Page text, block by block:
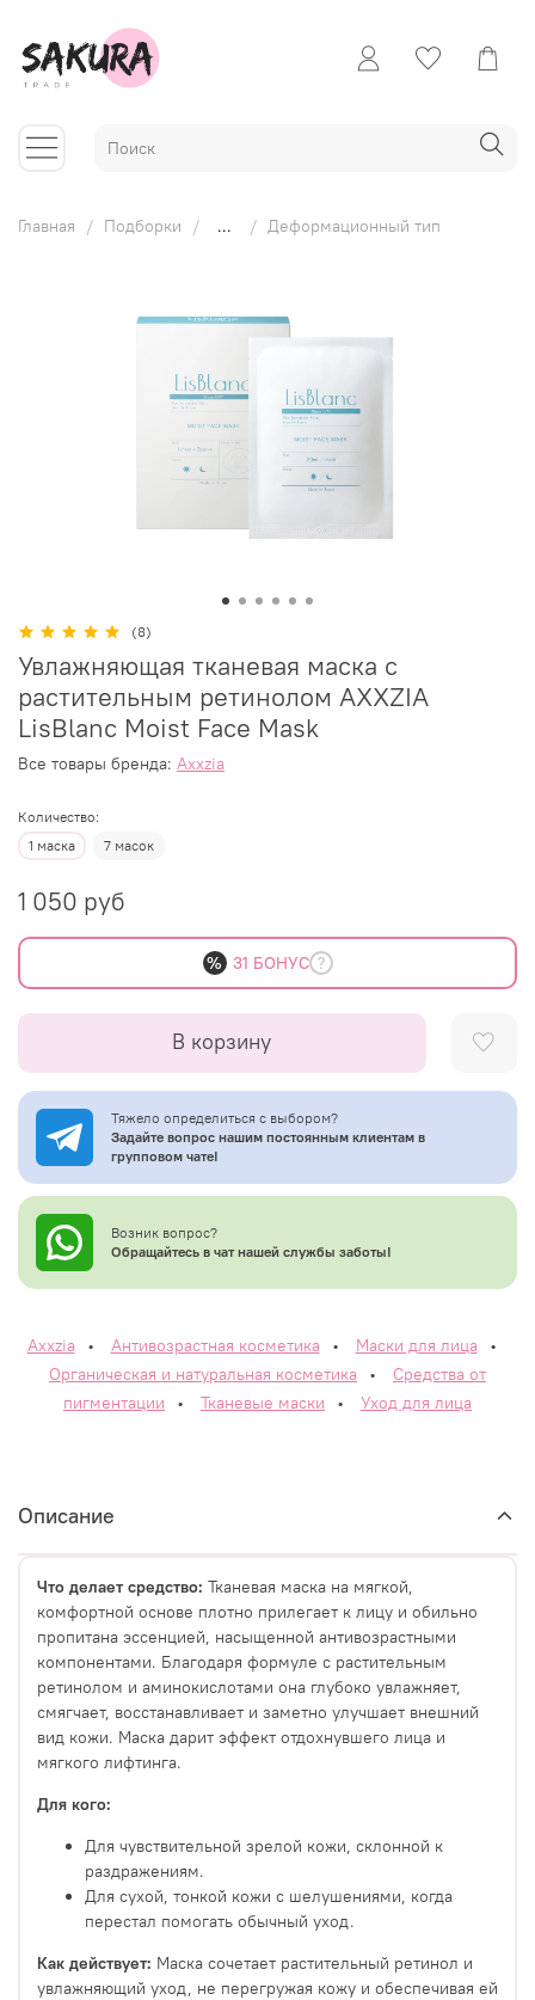
Главная Подборки ... Деформационный тип
(8)
Увлажняющая тканевая маска с
растительным ретинолом AXXZIA
LisBlanc Moist Face Mask
Все товары бренда: Axxzia
Количество:
1 маска
7 масок
1 050 руб
% 31 БОНУС
В корзину
Тяжело определиться с выбором?
Задайте вопрос нашим постоянным клиентам в
групповом чате!
Возник вопрос?
Обращайтесь в чат нашей службы заботы!
Axxzia • Антивозрастная косметика • Маски для лица
•
Органическая и натуральная косметика
•
Средства от
пигментации
• Тканевые маски • Уход для лица
Описание
Что делает средство: Тканевая маска на мягкой,
комфортной основе плотно прилегает к лицу и обильно
пропитана эссенцией, насыщенной антивозрастными
компонентами. Благодаря формуле с растительным
ретинолом и аминокислотами она глубоко увлажняет,
смягчает, восстанавливает и заметно улучшает внешний
вид кожи. Маска дарит эффект отдохнувшего лица и
мягкого лифтинга.
Для кого:
Для чувствительной зрелой кожи, склонной к
раздражениям.
Для сухой, тонкой кожи с шелушениями, когда
перестал помогать обычный уход.
Как действует: Маска сочетает растительный ретинол и
увлажняющий уход, не перегружая кожу и обеспечивая ей